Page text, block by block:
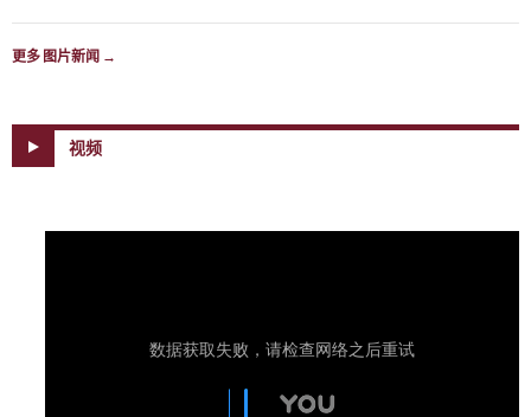
更多 图片新闻 →
视频